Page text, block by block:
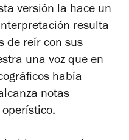
versión la hace un
resulta
de reír con sus
una voz que en
había
notas